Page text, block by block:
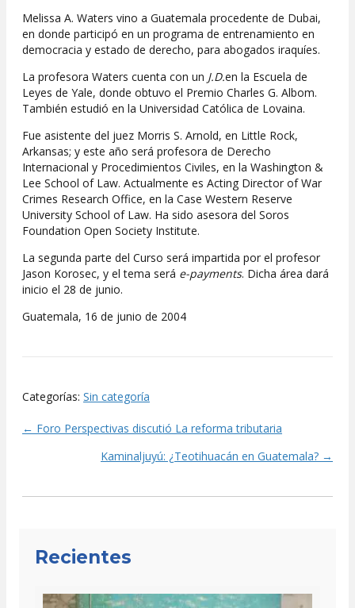
Melissa A. Waters vino a Guatemala procedente de Dubai,
en donde participó en un programa de entrenamiento en
democracia y estado de derecho, para abogados iraquíes.
La profesora Waters cuenta con un J.D.en la Escuela de
Leyes de Yale, donde obtuvo el Premio Charles G. Albom.
También estudió en la Universidad Católica de Lovaina.
Fue asistente del juez Morris S. Arnold, en Little Rock,
Arkansas; y este año será profesora de Derecho
Internacional y Procedimientos Civiles, en la Washington &
Lee School of Law. Actualmente es Acting Director of War
Crimes Research Office, en la Case Western Reserve
University School of Law. Ha sido asesora del Soros
Foundation Open Society Institute.
La segunda parte del Curso será impartida por el profesor
Jason Korosec, y el tema será e-payments. Dicha área dará
inicio el 28 de junio.
Guatemala, 16 de junio de 2004
Categorías: Sin categoría
Posts
navigation
← Foro Perspectivas discutió La reforma tributaria
Kaminaljuyú: ¿Teotihuacán en Guatemala? →
Recientes